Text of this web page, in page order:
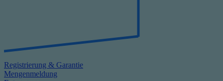
Registrierung & Garantie
Mengenmeldung